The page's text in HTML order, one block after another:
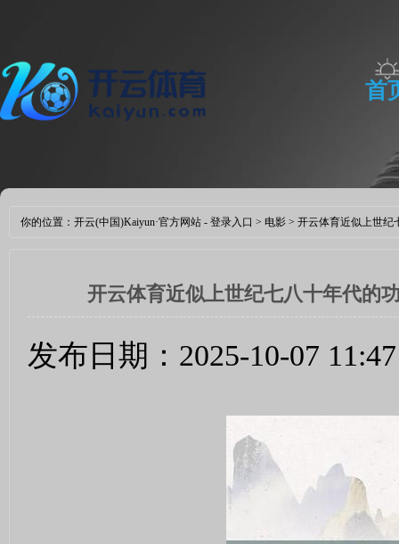
首
你的位置： 开云(中国)Kaiyun·官方网站 - 登录入口 > 电影 > 开云体育近似上世纪
开云体育近似上世纪七八十年代的
发布日期：2025-10-07